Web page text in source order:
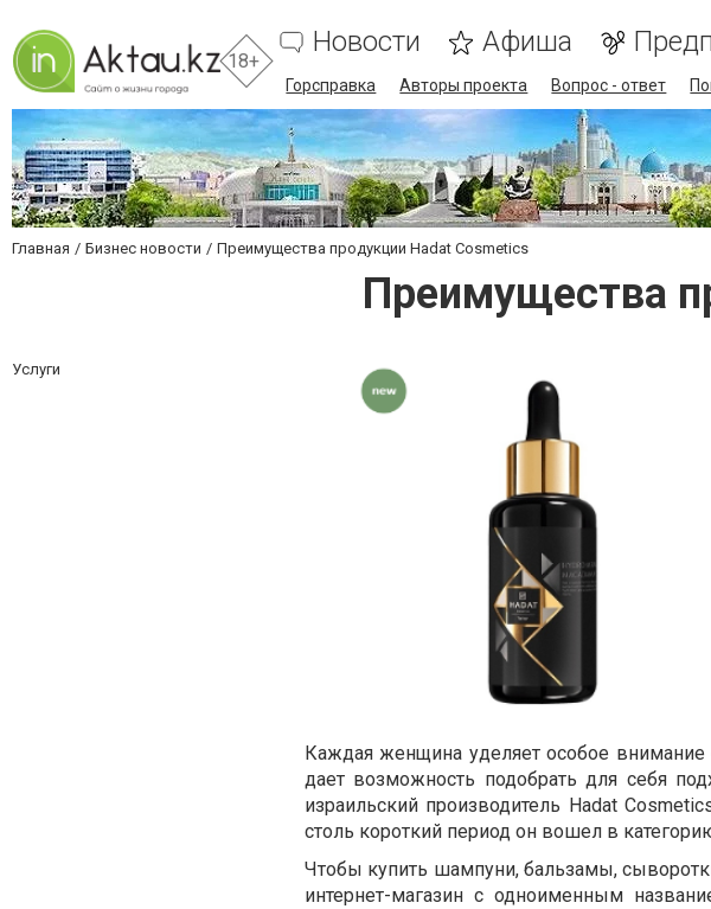
18+
Новости Афиша
Горсправка Авторы проекта Вопрос - ответ
Главная Бизнес новости Преимущества продукции Hadat Cosmetics
Преимущества
Услуги
Каждая женщина уделяет особое
дает возможность подобрать для себя
израильский производитель Hadat
столь короткий период он вошел в
Чтобы купить шампуни, бальзамы,
интернет-магазин с одноименным